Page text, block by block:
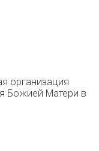
организация
Божией Матери в